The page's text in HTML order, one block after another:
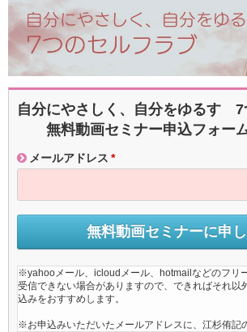
自分にやさしく、自分をゆるす 7
無料動画セミナー申込フォー
メールアドレス *
※yahooメール、icloudメール、hotmailなどのフリ
受信できない場合がありますので、できればそれ以
込みをおすすめします。
※お申込みいただいたメールアドレスに、江杉侑記